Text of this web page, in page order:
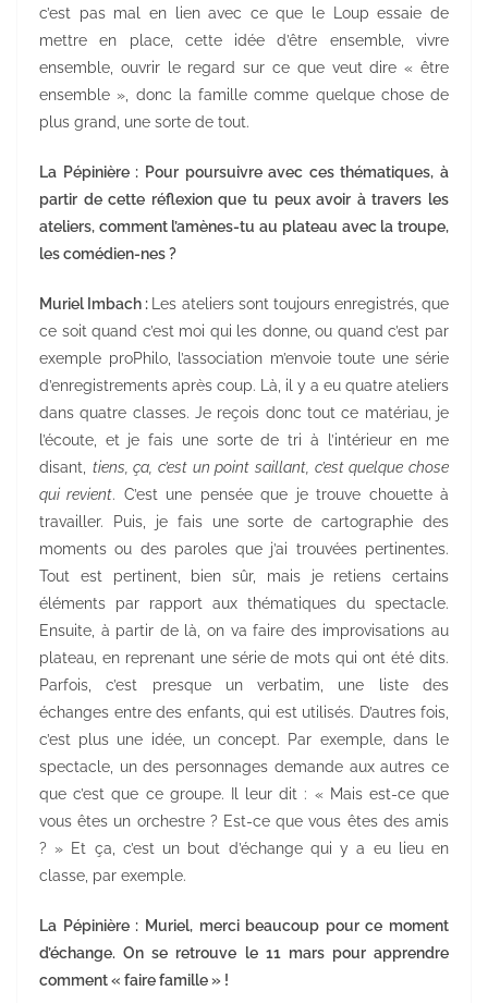
c’est pas mal en lien avec ce que le Loup essaie de
mettre en place, cette idée d’être ensemble, vivre
ensemble, ouvrir le regard sur ce que veut dire « être
ensemble », donc la famille comme quelque chose de
plus grand, une sorte de tout.
La Pépinière : Pour poursuivre avec ces thématiques, à
partir de cette réflexion que tu peux avoir à travers les
ateliers, comment l’amènes-tu au plateau avec la troupe,
les comédien-nes ?
Muriel Imbach : Les ateliers sont toujours enregistrés, que
ce soit quand c’est moi qui les donne, ou quand c’est par
exemple proPhilo, l’association m’envoie toute une série
d’enregistrements après coup. Là, il y a eu quatre ateliers
dans quatre classes. Je reçois donc tout ce matériau, je
l’écoute, et je fais une sorte de tri à l’intérieur en me
disant, tiens, ça, c’est un point saillant, c’est quelque chose
qui revient. C’est une pensée que je trouve chouette à
travailler. Puis, je fais une sorte de cartographie des
moments ou des paroles que j’ai trouvées pertinentes.
Tout est pertinent, bien sûr, mais je retiens certains
éléments par rapport aux thématiques du spectacle.
Ensuite, à partir de là, on va faire des improvisations au
plateau, en reprenant une série de mots qui ont été dits.
Parfois, c’est presque un verbatim, une liste des
échanges entre des enfants, qui est utilisés. D’autres fois,
c’est plus une idée, un concept. Par exemple, dans le
spectacle, un des personnages demande aux autres ce
que c’est que ce groupe. Il leur dit : « Mais est-ce que
vous êtes un orchestre ? Est-ce que vous êtes des amis
? » Et ça, c’est un bout d’échange qui y a eu lieu en
classe, par exemple.
La Pépinière : Muriel, merci beaucoup pour ce moment
d’échange. On se retrouve le 11 mars pour apprendre
comment « faire famille » !